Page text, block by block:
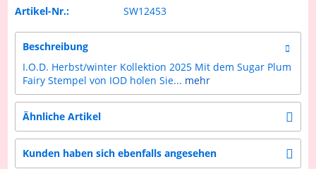
Artikel-Nr.: SW12453
Beschreibung
I.O.D. Herbst/winter Kollektion 2025 Mit dem Sugar Plum
Fairy Stempel von IOD holen Sie... mehr
Ähnliche Artikel
Kunden haben sich ebenfalls angesehen